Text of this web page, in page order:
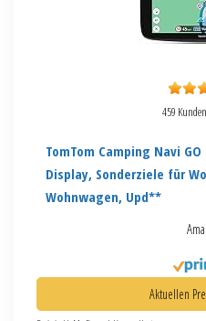
459
TomTom Camping Navi
Display, Sonderziele für
Wohnwagen, Upd**
Aktuellen